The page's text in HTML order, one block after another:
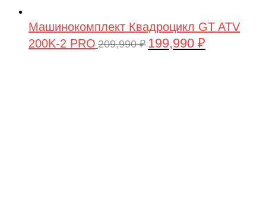
Машинокомплект Квадроцикл GT ATV
200K-2 PRO 209,990₽ Первоначальная
199,990 ₽